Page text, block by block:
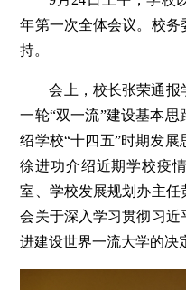
年第一次全体会议。校
持。
会上，校长张荣通报
一轮“双一流”建设基本
绍学校“十四五”时期发
徐进功介绍近期学校疫
室、学校发展规划办主
会关于深入学习贯彻习
进建设世界一流大学的决